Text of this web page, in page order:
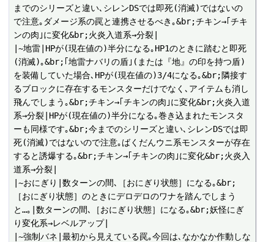
までのシリーズと違い､シレンDSでは即死(消滅)ではないの
で注意｡ダメージ系の罠と連携させるべき｡&br;チキン→｢チキ
ンの肉｣に変化&br;火炎入道系→分裂|
|~地雷|HPが(現在値の)半分になる｡HP1のときに踏むと即死
(消滅)｡&br;｢地雷ナバリの盾｣(または『地』の印を持つ盾)
を装備していた場合､HPが(現在値の)3/4になる｡&br;隣接す
るブロックに存在するモンスターだけでなく､アイテムも消し
飛んでしまう｡&br;チキン→｢チキンの肉｣に変化&br;火炎入道
系→分裂|HPが(現在値の)半分になる｡巻き込まれたモンスタ
ーも同様です｡&br;今までのシリーズと違い､シレンDSでは即
死(消滅)ではないので注意｡ばくだんウニ系モンスターが存在
すると誘爆する｡&br;チキン→｢チキンの肉｣に変化&br;火炎入
道系→分裂|
|~おにぎり|数ターンの間､［おにぎり状態］になる｡&br;
［おにぎり状態］のときにデロデロのワナを踏んでしまう
と…｡|数ターンの間､［おにぎり状態］になる｡&br;妖怪にぎ
り変化系→レベルアップ|
|~強制バネ|最初から見えている罠｡今回は､なかなか作動しな